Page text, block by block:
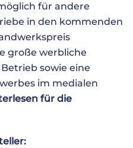
für andere
in den kommenden
große werbliche
sowie eine
im medialen
für die